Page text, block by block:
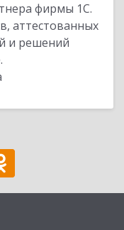
фирмы 1С.
аттестованных
и решений